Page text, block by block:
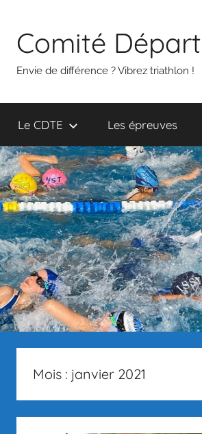
contenu
Comité
Envie de différence ? Vibrez triathlon !
Le CDTE Les épreuves
Mois : janvier 2021